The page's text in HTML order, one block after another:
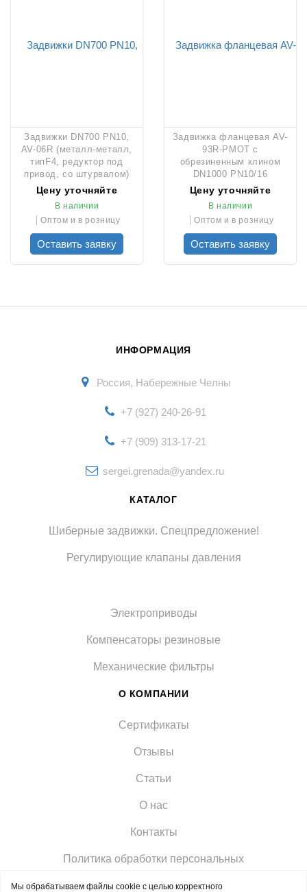
Задвижки DN700 PN10,
AV-06R (металл-металл,
типF4, редуктор под
привод, со штурвалом)
Цену уточняйте
В наличии
Оптом и в розницу
Оставить заявку
Задвижка фланцевая AV-
93R-PMOT с
обрезиненным клином
DN1000 PN10/16
Цену уточняйте
В наличии
Оптом и в розницу
Оставить заявку
ИНФОРМАЦИЯ
Россия, Набережные Челны
+7 (927) 240-26-91
+7 (909) 313-17-21
sergei.grenada@yandex.ru
КАТАЛОГ
Шиберные задвижки. Спецпредложение!
Регулирующие клапаны давления
Электроприводы
Компенсаторы резиновые
Механические фильтры
О КОМПАНИИ
Сертификаты
Отзывы
Статьи
О нас
Контакты
Политика обработки персональных
Мы обрабатываем файлы cookie с целью корректного